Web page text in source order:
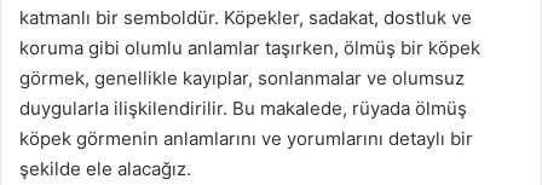
katmanlı bir semboldür. Köpekler, sadakat, dostluk ve
koruma gibi olumlu anlamlar taşırken, ölmüş bir köpek
görmek, genellikle kayıplar, sonlanmalar ve olumsuz
duygularla ilişkilendirilir. Bu makalede, rüyada ölmüş
köpek görmenin anlamlarını ve yorumlarını detaylı bir
şekilde ele alacağız.